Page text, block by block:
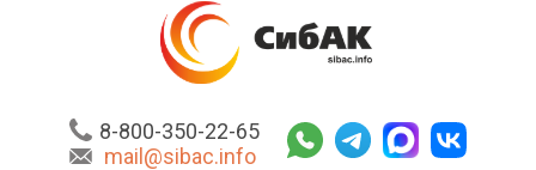
8-800-350-22-65
mail@sibac.info